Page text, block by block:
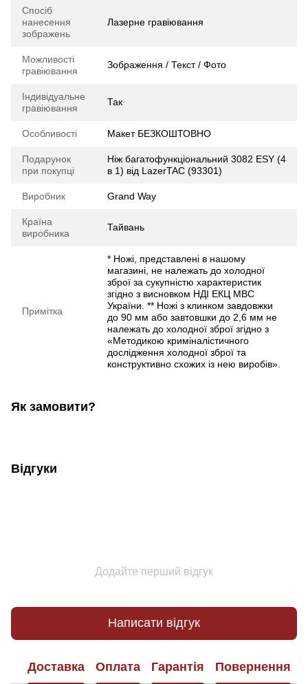
Спосіб
нанесення
зображень
Лазерне гравіювання
Можливості
гравіювання
Зображення / Текст / Фото
Індивідуальне
гравіювання
Так
Особливості Макет БЕЗКОШТОВНО
Подарунок
при покупці
Ніж багатофункціональний 3082 ESY (4
в 1) від LazerTAC (93301)
Виробник Grand Way
Країна
виробника
Тайвань
Примітка
* Ножі, представлені в нашому
магазині, не належать до холодної
зброї за сукупністю характеристик
згідно з висновком НДІ ЕКЦ МВС
України. ** Ножі з клинком завдовжки
до 90 мм або завтовшки до 2,6 мм не
належать до холодної зброї згідно з
«Методикою криміналістичного
дослідження холодної зброї та
конструктивно схожих із нею виробів».
Як замовити?
Відгуки
Додайте перший відгук
Написати відгук
Доставка Оплата Гарантія Повернення